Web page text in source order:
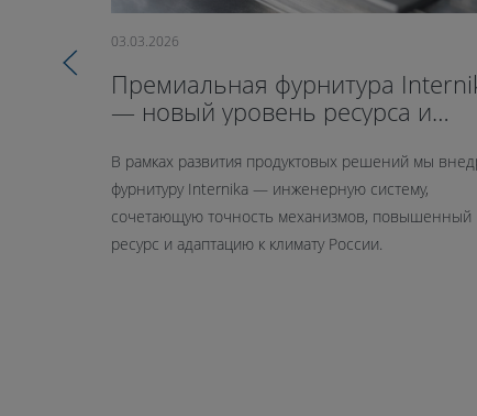
03.03.2026
Премиальная фурнитура
— новый уровень ресурса и
В рамках развития продуктовых решений мы
фурнитуру Internika — инженерную систему,
сочетающую точность механизмов, повышенный
ресурс и адаптацию к климату России.